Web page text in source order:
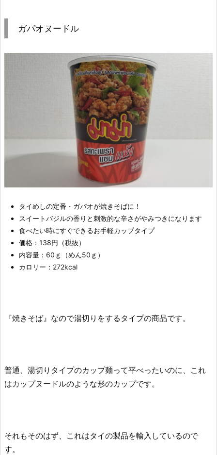
ガパオヌードル
タイめしの定番・ガパオが焼きそばに！
スイートバジルの香りと刺激的な辛さがやみつきになります
食べたい時にすぐできるお手軽カップタイプ
価格：138円（税抜）
内容量：60ｇ（めん50ｇ）
カロリー：272kcal
『焼きそば』なので湯切りをするタイプの商品です。
普通、湯切りタイプのカップ麺って平べったいのに、これ
はカップヌードルのような形のカップです。
それもそのはず、これはタイの製品を輸入しているので
す。